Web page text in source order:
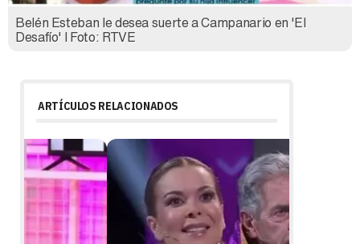
Belén Esteban le desea suerte a Campanario en 'El
Desafío' l Foto: RTVE
ARTÍCULOS RELACIONADOS